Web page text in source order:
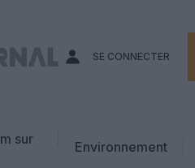
SE CONNECTER
sur
Environnement